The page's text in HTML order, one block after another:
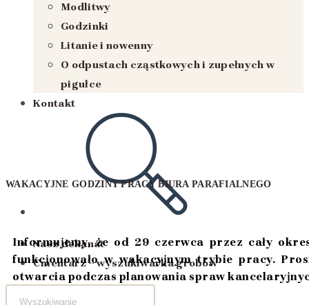
Modlitwy
Godzinki
Litanie i nowenny
O odpustach cząstkowych i zupełnych w
pigułce
Kontakt
Nasz dekanat
Cmentarz – wyszukiwarka grobów
WAKACYJNE GODZINY PRACY BIURA PARAFIALNEGO
Informujemy, że od 29 czerwca przez cały
funkcjonowało w wakacyjnym trybie pracy.
otwarcia podczas planowania spraw